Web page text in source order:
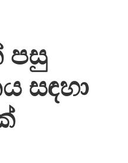
පසු
සඳහා